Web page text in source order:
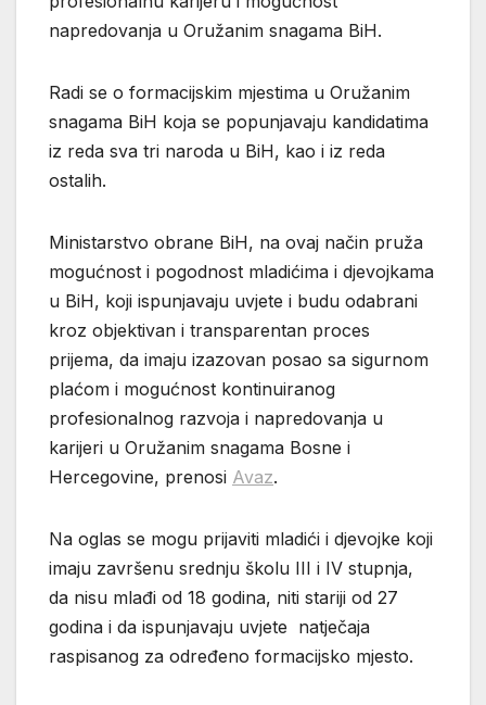
napredovanja u Oružanim snagama BiH.
Radi se o formacijskim mjestima u Oružanim
snagama BiH koja se popunjavaju kandidatima
iz reda sva tri naroda u BiH, kao i iz reda
ostalih.
Ministarstvo obrane BiH, na ovaj način pruža
mogućnost i pogodnost mladićima i djevojkama
u BiH, koji ispunjavaju uvjete i budu odabrani
kroz objektivan i transparentan proces
prijema, da imaju izazovan posao sa sigurnom
plaćom i mogućnost kontinuiranog
profesionalnog razvoja i napredovanja u
karijeri u Oružanim snagama Bosne i
Hercegovine, prenosi Avaz.
Na oglas se mogu prijaviti mladići i djevojke koji
imaju završenu srednju školu III i IV stupnja,
da nisu mlađi od 18 godina, niti stariji od 27
godina i da ispunjavaju uvjete natječaja
raspisanog za određeno formacijsko mjesto.